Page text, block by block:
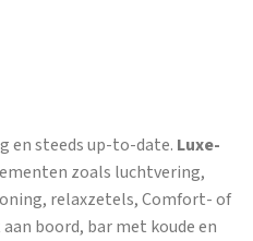
en steeds up-to-date. Luxe-
zoals luchtvering,
relaxzetels, Comfort- of
boord, bar met koude en